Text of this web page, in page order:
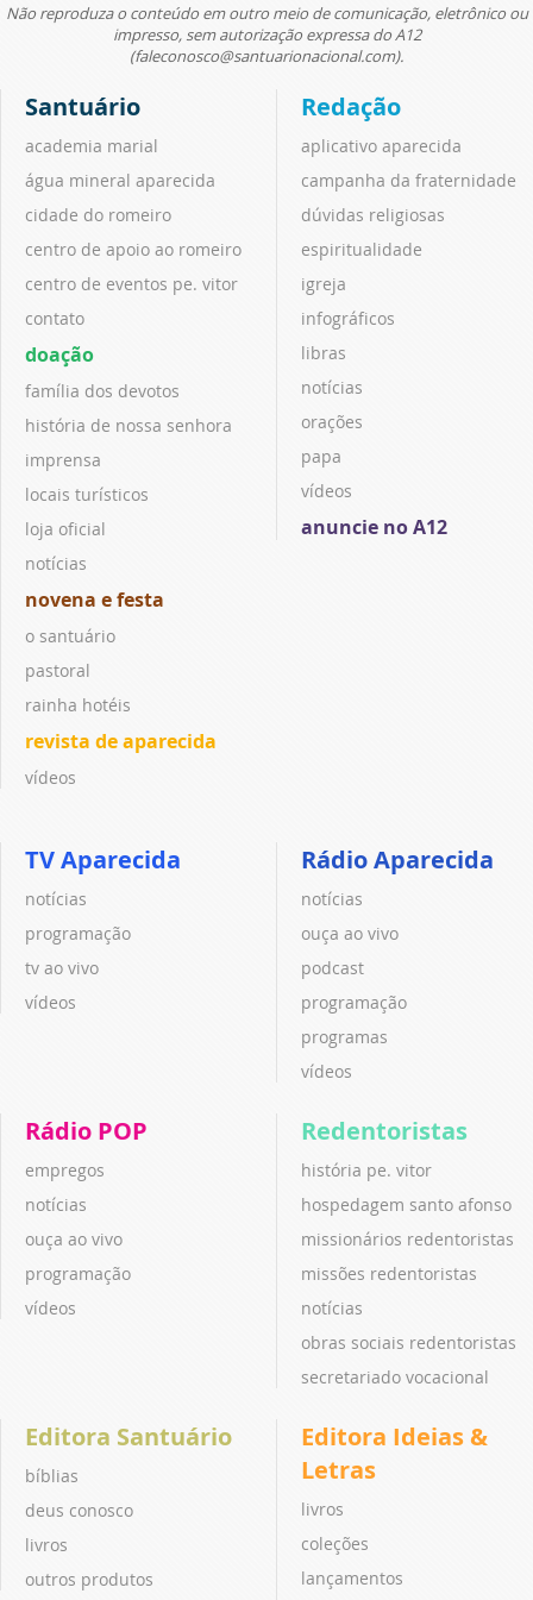
Não reproduza o conteúdo em outro meio de comunicação, eletrônico ou
impresso, sem autorização expressa do A12
(faleconosco@santuarionacional.com).
Santuário
academia marial
água mineral aparecida
cidade do romeiro
centro de apoio ao romeiro
centro de eventos pe. vitor
contato
doação
família dos devotos
história de nossa senhora
imprensa
locais turísticos
loja oficial
notícias
novena e festa
o santuário
pastoral
rainha hotéis
revista de aparecida
vídeos
Redação
aplicativo aparecida
campanha da fraternidade
dúvidas religiosas
espiritualidade
igreja
infográficos
libras
notícias
orações
papa
vídeos
anuncie no A12
TV Aparecida
notícias
programação
tv ao vivo
vídeos
Rádio Aparecida
notícias
ouça ao vivo
podcast
programação
programas
vídeos
Rádio POP
empregos
notícias
ouça ao vivo
programação
vídeos
Redentoristas
história pe. vitor
hospedagem santo afonso
missionários redentoristas
missões redentoristas
notícias
obras sociais redentoristas
secretariado vocacional
Editora Santuário
bíblias
deus conosco
livros
outros produtos
Editora Ideias &
Letras
livros
coleções
lançamentos